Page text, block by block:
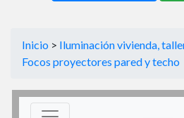
Inicio > Iluminación vivienda,
Focos proyectores pared y techo